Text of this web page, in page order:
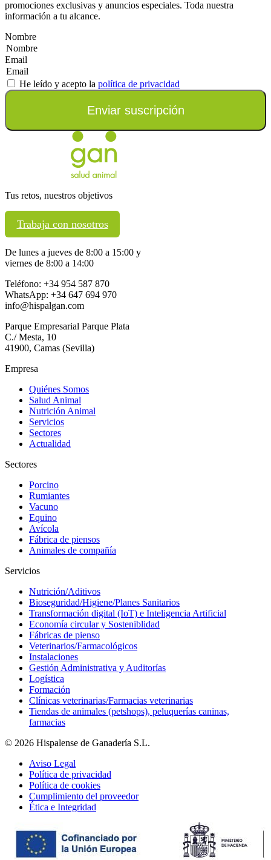
promociones exclusivas y anuncios especiales. Toda nuestra
información a tu alcance.
Nombre
Email
He leído y acepto la política de privacidad
Enviar suscripción
Tus retos, nuestros objetivos
Trabaja con nosotros
De lunes a jueves de 8:00 a 15:00 y
viernes de 8:00 a 14:00
Teléfono: +34 954 587 870
WhatsApp: +34 647 694 970
info@hispalgan.com
Parque Empresarial Parque Plata
C./ Mesta, 10
41900, Camas (Sevilla)
Empresa
Quiénes Somos
Salud Animal
Nutrición Animal
Servicios
Sectores
Actualidad
Sectores
Porcino
Rumiantes
Vacuno
Equino
Avícola
Fábrica de piensos
Animales de compañía
Servicios
Nutrición/Aditivos
Bioseguridad/Higiene/Planes Sanitarios
Transformación digital (IoT) e Inteligencia Artificial
Economía circular y Sosteniblidad
Fábricas de pienso
Veterinarios/Farmacológicos
Instalaciones
Gestión Administrativa y Auditorías
Logística
Formación
Clínicas veterinarias/Farmacias veterinarias
Tiendas de animales (petshops), peluquerías caninas,
farmacias
© 2026 Hispalense de Ganadería S.L.
Aviso Legal
Política de privacidad
Política de cookies
Cumplimiento del proveedor
Ética e Integridad